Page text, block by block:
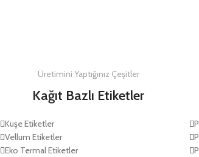
Üretimini Yaptığınız Çeşitler
Kağıt Bazlı Etiketler
Kuşe Etiketler
Vellum Etiketler
Eko Termal Etiketler